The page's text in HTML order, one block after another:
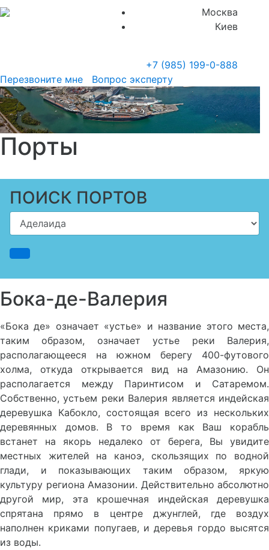
Москва
Киев
+7 (985) 199-0-888
Перезвоните мне
Вопрос эксперту
Порты
ПОИСК ПОРТОВ
Бока-де-Валерия
«Бока де» означает «устье» и название этого места,
таким образом, означает устье реки Валерия,
располагающееся на южном берегу 400-футового
холма, откуда открывается вид на Амазонию. Он
располагается между Паринтисом и Сатаремом.
Собственно, устьем реки Валерия является индейская
деревушка Кабокло, состоящая всего из нескольких
деревянных домов. В то время как Ваш корабль
встанет на якорь недалеко от берега, Вы увидите
местных жителей на каноэ, скользящих по водной
глади, и показывающих таким образом, яркую
культуру региона Амазонии. Действительно абсолютно
другой мир, эта крошечная индейская деревушка
спрятана прямо в центре джунглей, где воздух
наполнен криками попугаев, и деревья гордо высятся
из воды.